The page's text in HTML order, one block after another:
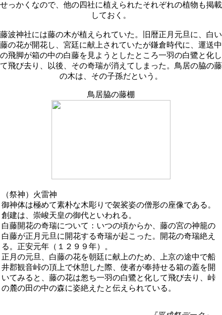
せっかくなので、他の四社に植えられたそれぞれの植物も掲載
しておく。
藤波神社には藤の木が植えられていた。旧暦正月元旦に、白い
藤の花が開花し、宮廷に献上されていたが鎌倉時代に、運送中
の飛脚が箱の中の白藤を見ようとしたところ一羽の白鷺と化し
て飛び去り、以後、その奇瑞が消えてしまった。鳥居の脇の藤
の木は、その子孫だという。
鳥居脇の藤棚
（祭神）火雷神
御神体は極めて素朴な木彫りで袈裟姿の僧形の座像である。
創建は、崇峻天皇の御代といわれる。
白藤開花の奇瑞について：いつの頃からか、藤の宮の神籠の
白藤が正月元旦に開花する奇瑞が起こった。開花の奇瑞絶え
る。正安元年（１２９９年）。
正月の元旦、白藤の花を朝廷に献上のため、上京の途中で船
井郡観音峠の頂上で休憩した際、使者が奉持せる箱の蓋を開
いてみると、藤の花は怱ち一羽の白鷺と化して飛び去り、峠
の麓の田の中の森に姿絶えたと伝えられている。